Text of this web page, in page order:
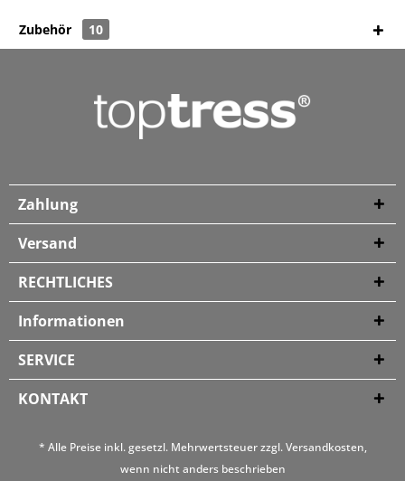
Zubehör 10
Zahlung
Versand
RECHTLICHES
Informationen
SERVICE
KONTAKT
* Alle Preise inkl. gesetzl. Mehrwertsteuer zzgl.Versandkosten,
wenn nicht anders beschrieben